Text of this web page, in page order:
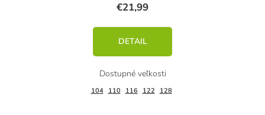
€21,99
DETAIL
104 110 116 122 128